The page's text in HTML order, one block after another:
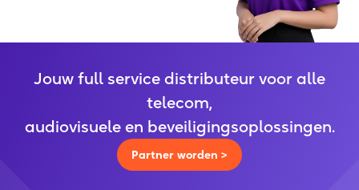
Jouw full service distributeur voor alle
telecom,
audiovisuele en beveiligingsoplossingen.
Partner worden >